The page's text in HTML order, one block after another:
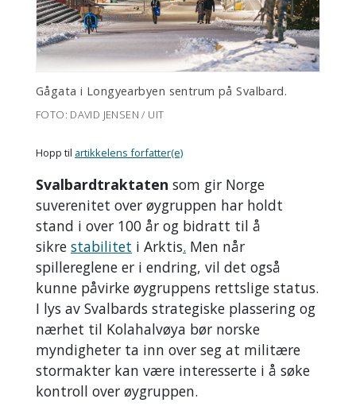
Gågata i Longyearbyen sentrum på Svalbard.
FOTO: DAVID JENSEN / UIT
Hopp til artikkelens forfatter(e)
Svalbardtraktaten som gir Norge
suverenitet over øygruppen har holdt
stand i over 100 år og bidratt til å
sikre stabilitet i Arktis. Men når
spillereglene er i endring, vil det også
kunne påvirke øygruppens rettslige status.
I lys av Svalbards strategiske plassering og
nærhet til Kolahalvøya bør norske
myndigheter ta inn over seg at militære
stormakter kan være interesserte i å søke
kontroll over øygruppen.